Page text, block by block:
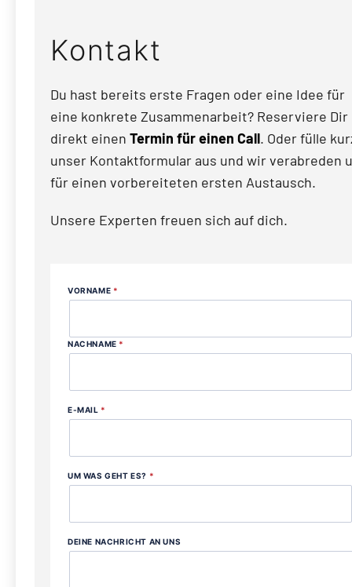
Kontakt
Du hast bereits erste Fragen oder eine Idee für
eine konkrete Zusammenarbeit? Reserviere Dir
direkt einen Termin für einen Call. Oder fülle
unser Kontaktformular aus und wir verabreden
für einen vorbereiteten ersten Austausch.
Unsere Experten freuen sich auf dich.
VORNAME *
NACHNAME *
E-MAIL *
UM WAS GEHT ES? *
DEINE NACHRICHT AN UNS